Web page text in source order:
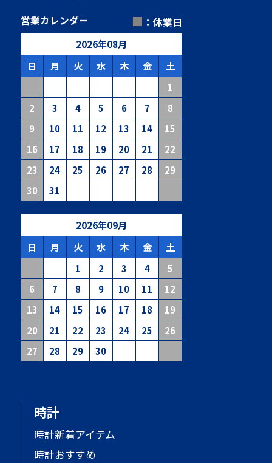
営業カレンダー ■ ：休業日
2026年08月
日
月 火 水 木 金 土
1
2
3 4 5 6 7
8
9
10 11 12 13 14
15
16
17 18 19 20 21
22
23
24 25 26 27 28
29
30
31
2026年09月
日
月 火 水 木 金 土
1 2 3 4
5
6
7 8 9 10 11
12
13
14 15 16 17 18
19
20
21 22 23 24 25
26
27
28 29 30
時計
時計新着アイテム
時計おすすめ